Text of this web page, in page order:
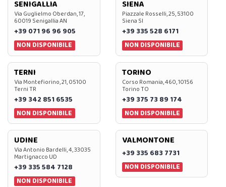
SENIGALLIA
Via Guglielmo Oberdan, 17,
60019 Senigallia AN
+39 071 96 96 905
NON DISPONIBILE
SIENA
Piazzale Rosselli, 25, 53100
Siena SI
+39 335 528 6171
NON DISPONIBILE
TERNI
Via Montefiorino, 21, 05100
Terni TR
+39 342 851 6535
NON DISPONIBILE
TORINO
Corso Romania, 460, 10156
Torino TO
+39 375 73 89 174
NON DISPONIBILE
UDINE
Via Antonio Bardelli, 4, 33035
Martignacco UD
+39 335 584 7128
NON DISPONIBILE
VALMONTONE
+39 335 683 7731
NON DISPONIBILE